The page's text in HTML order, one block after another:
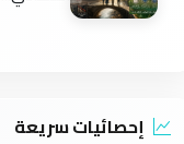
إحصائيات سريعة